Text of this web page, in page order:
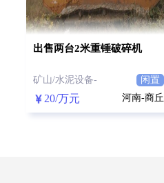
出售两台2米重锤破碎机
矿山/水泥设备- 闲置
20/万元 河南-商丘